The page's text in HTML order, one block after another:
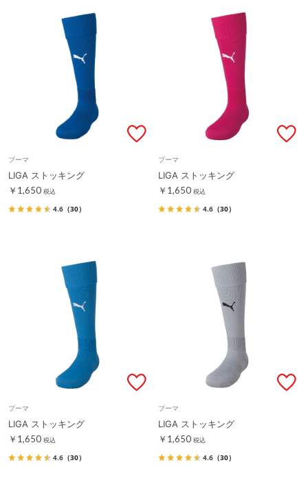
プーマ
LIGA ストッキング
￥1,650 税込
4.6 （30）
プーマ
LIGA ストッキング
￥1,650 税込
4.6 （30）
プーマ
LIGA ストッキング
￥1,650 税込
4.6 （30）
プーマ
LIGA ストッキング
￥1,650 税込
4.6 （30）